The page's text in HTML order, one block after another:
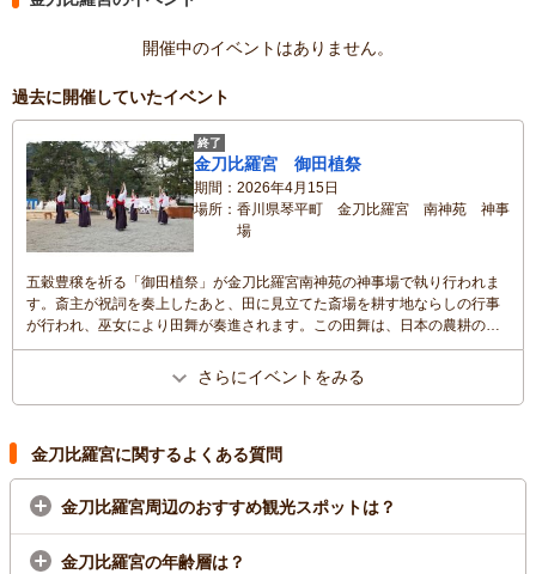
開催中のイベントはありません。
過去に開催していたイベント
終了
金刀比羅宮 御田植祭
期間
2026年4月15日
場所
香川県琴平町 金刀比羅宮 南神苑 神事
場
五穀豊穣を祈る「御田植祭」が金刀比羅宮南神苑の神事場で執り行われま
す。斎主が祝詞を奏上したあと、田に見立てた斎場を耕す地ならしの行事
が行われ、巫女により田舞が奏進されます。この田舞は、日本の農耕の姿
をそのまま歌舞としたもので、田植から収穫までの様子を表わします。
さらにイベントをみる
金刀比羅宮に関するよくある質問
金刀比羅宮周辺のおすすめ観光スポットは？
金刀比羅宮の年齢層は？